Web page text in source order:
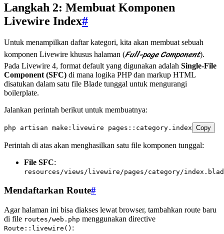
Langkah 2: Membuat Komponen
Livewire Index#
Untuk menampilkan daftar kategori, kita akan membuat sebuah
komponen Livewire khusus halaman (Full-page Component).
Pada Livewire 4, format default yang digunakan adalah Single-File
Component (SFC) di mana logika PHP dan markup HTML
disatukan dalam satu file Blade tunggal untuk mengurangi
boilerplate.
Jalankan perintah berikut untuk membuatnya:
php artisan make:livewire pages::category.index Copy
Perintah di atas akan menghasilkan satu file komponen tunggal:
File SFC:
resources/views/livewire/pages/category/
Mendaftarkan Route#
Agar halaman ini bisa diakses lewat browser, tambahkan route baru
di file routes/web.php menggunakan directive
Route::livewire() :